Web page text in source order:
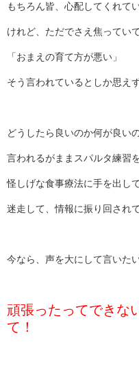
もちろん皆、心配してくれて
けれど、ただでさえ焦ってい
「おまえの育て方が悪い」
そう言われているとしか思え
どうしたら良いのか何が良い
言われるがままスパルタ練習
怪しげな食事療法に手を出し
迷走して、情報に振り回され
今なら、声を大にして言いたい
頑張ったってできな
て！